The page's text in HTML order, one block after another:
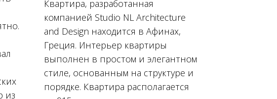
из
Квартира, разработанная
компанией Studio NL Architecture
and Design находится в Афинах,
Греция. Интерьер квартиры
выполнен в простом и элегантном
стиле, основанным на структуре и
порядке. Квартира располагается